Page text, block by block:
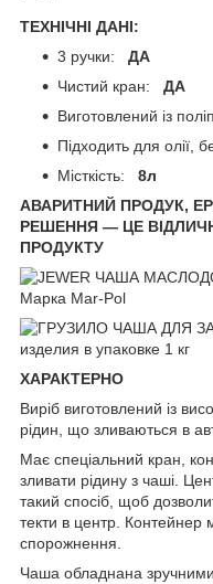
ТЕХНІЧНІ ДАНІ:
3 ручки: ДА
Чистий кран: ДА
Виготовлений із
Підходить для олії,
Місткість: 8л
АВАРИТНИЙ ПРОДУК,
РЕШЕННЯ — ЦЕ
ПРОДУКТУ
ХАРАКТЕРНО
Виріб виготовлений із
рідин, що зливаються в
Має спеціальний кран,
зливати рідину з чаші.
такий спосіб, щоб
текти в центр.
спорожнення.
Чаша обладнана